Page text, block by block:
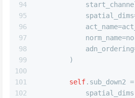
94
95
96
97
98
99
100
101
102
        )
self.sub_down2